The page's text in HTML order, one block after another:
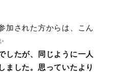
加された方からは、こん
したが、同じように一人
ました。思っていたより